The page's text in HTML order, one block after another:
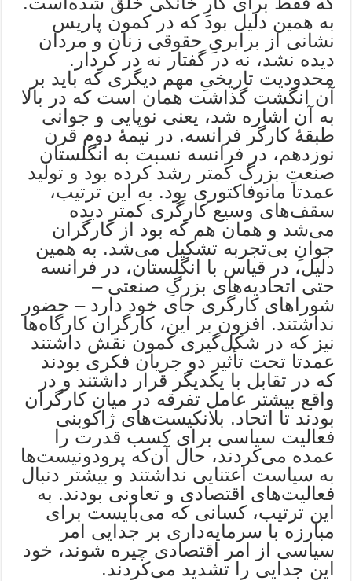
به همین دلیل بود که در کمون پاریس
نشانی از برابریِ حقوقی زنان و مردان
دیده نشد، نه در گفتار نه در کردار.
محدودیت تاریخیِ مهم دیگری که باید بر
آن انگشت گذاشت همان است که در بالا
به آن اشاره شد، یعنی نوپایی و جوانی
طبقۀ کارگر فرانسه. در نیمۀ دوم قرن
نوزدهم، در فرانسه نسبت به انگلستان
صنعتِ بزرگ کمتر رشد کرده بود و تولید
عمدتا مانوفاکتوری بود. به این ترتیب،
سقف‌های وسیع کارگری کمتر دیده
می‌شد و همان هم که بود از کارگران
جوانِ بی‌تجربه تشکیل می‌شد. به همین
دلیل، در قیاس با انگلستان، در فرانسه
حتی اتحادیه‌های بزرگِ صنعتی –
شوراهای کارگری جای خود دارد – حضور
نداشتند. افزون بر این، کارگران کارگاه‌ها
نیز که در شکل‌گیری کمون نقش داشتند
عمدتا تحت تأثیر دو جریان فکری بودند
که در تقابل با یکدیگر قرار داشتند و در
واقع بیشتر عامل تفرقه در میان کارگران
بودند تا اتحاد. بلانکیست‌های ژاکوبنی
فعالیت سیاسی برای کسب قدرت را
عمده می‌کردند، حال آن‌که پرودونیست‌ها
به سیاست اعتنایی نداشتند و بیشتر دنبال
فعالیت‌های اقتصادی و تعاونی بودند. به
این ترتیب، کسانی که می‌بایست برای
مبارزه با سرمایه‌داری بر جدایی امر
سیاسی از امر اقتصادی چیره شوند، خود
این جدایی را تشدید می‌کردند.